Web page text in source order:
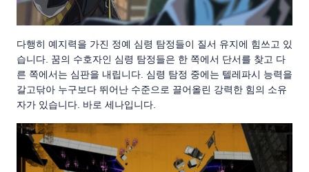
다행히 예지력을 가진 정예 심령 탐정들이 질서 유지에 힘쓰고 있
습니다. 꿈의 수호자인 심령 탐정들은 한 쪽에서 단서를 찾고 다
른 쪽에서는 심판을 내립니다. 심령 탐정 중에는 텔레파시 능력을
갈고닦아 누구보다 뛰어난 수준으로 끌어올린 강력한 힘의 소유
자가 있습니다. 바로 세나입니다.